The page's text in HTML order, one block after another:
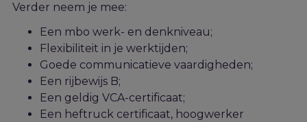
Verder neem je mee:
Een mbo werk- en denkniveau;
F lexibiliteit in je werktijden;
Goede communicatieve vaardigheden;
Een rijbewijs B;
Een geldig VCA-certificaat;
Een heftruck certificaat, hoogwerker